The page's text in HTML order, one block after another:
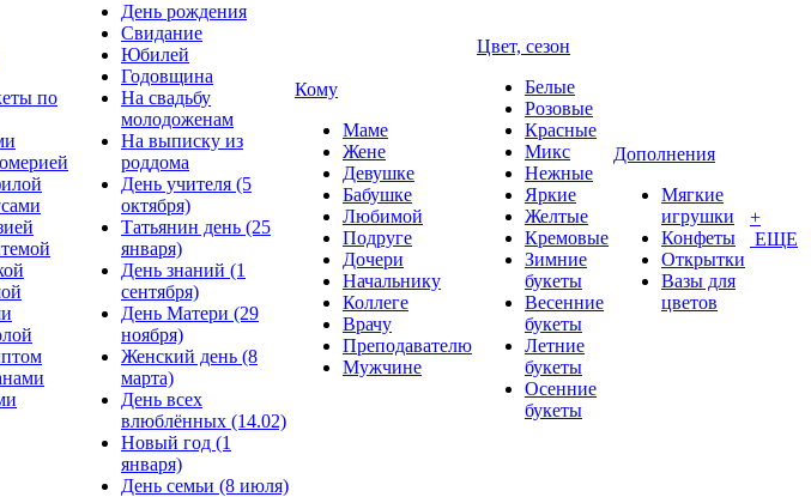
по
День рождения
Свидание
Юбилей
Годовщина
На свадьбу
молодоженам
На выписку из
роддома
День учителя (5
октября)
Татьянин день (25
января)
День знаний (1
сентября)
День Матери (29
ноября)
Женский день (8
марта)
День всех
влюблённых (14.02)
Новый год (1
января)
День семьи (8 июля)
Кому
Маме
Жене
Девушке
Бабушке
Любимой
Подруге
Дочери
Начальнику
Коллеге
Врачу
Преподавателю
Мужчине
Цвет, сезон
Белые
Розовые
Красные
Микс
Нежные
Яркие
Желтые
Кремовые
Зимние
букеты
Весенние
букеты
Летние
букеты
Осенние
букеты
Дополнения
Мягкие
игрушки
Конфеты
Открытки
Вазы для
цветов
+
ЕЩЕ